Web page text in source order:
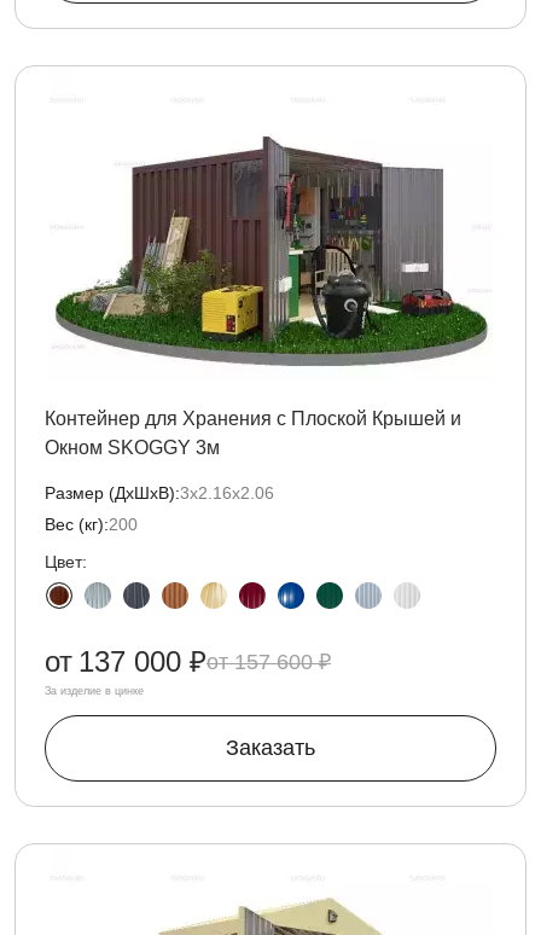
Контейнер для Хранения с Плоской Крышей и
Окном SKOGGY 3м
Размер (ДxШxВ):3х2.16х2.06
Вес (кг):200
Цвет:
157 600 ₽
от 137 000 ₽
За изделие в цинке
Заказать